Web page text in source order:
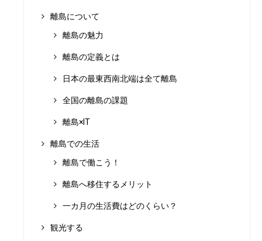
離島について
離島の魅力
離島の定義とは
日本の最東西南北端は全て離島
全国の離島の課題
離島×IT
離島での生活
離島で働こう！
離島へ移住するメリット
一カ月の生活費はどのくらい？
観光する